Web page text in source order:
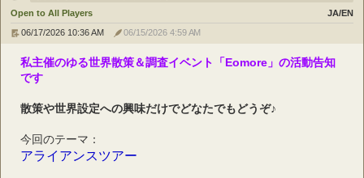
Open to All Players
JA/EN
06/17/2026 10:36 AM
06/15/2026 4:59 AM
私主催のゆる世界散策＆調査イベント「Eomore」の活動告知
です
散策や世界設定への興味だけでどなたでもどうぞ♪
今回のテーマ：
アライアンスツアー